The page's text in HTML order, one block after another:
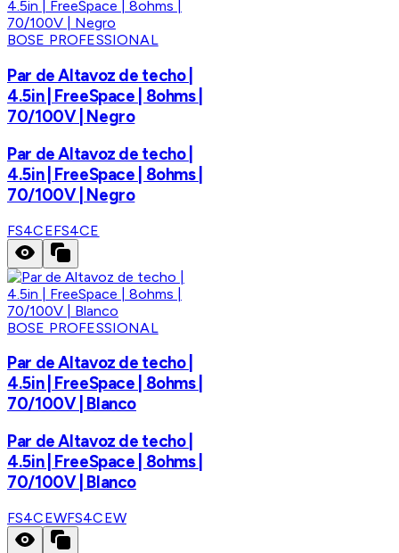
BOSE PROFESSIONAL
Par de Altavoz de techo |
4.5in | FreeSpace | 8ohms |
70/100V | Negro
Par de Altavoz de techo |
4.5in | FreeSpace | 8ohms |
70/100V | Negro
FS4CEFS4CE
BOSE PROFESSIONAL
Par de Altavoz de techo |
4.5in | FreeSpace | 8ohms |
70/100V | Blanco
Par de Altavoz de techo |
4.5in | FreeSpace | 8ohms |
70/100V | Blanco
FS4CEWFS4CEW